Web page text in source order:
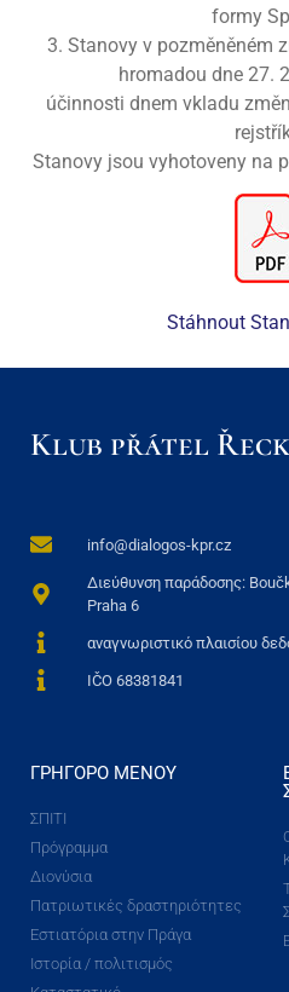
formy
3. Stanovy v pozměněném
hromadou dne 27.
účinnosti dnem vkladu
Stanovy jsou vyhotoveny na
Stáhnout
Klub přátel
info@dialogos-kpr.cz
Διεύθυνση παράδοσης:
Praha 6
αναγνωριστικό πλαισίου
IČO 68381841
ΓΡΉΓΟΡΟ ΜΕΝΟΎ
ΣΠΙΤΙ
Πρόγραμμα
Διονύσια
Πατριωτικές δραστηριότητες
Εστιατόρια στην Πράγα
Ιστορία / πολιτισμός